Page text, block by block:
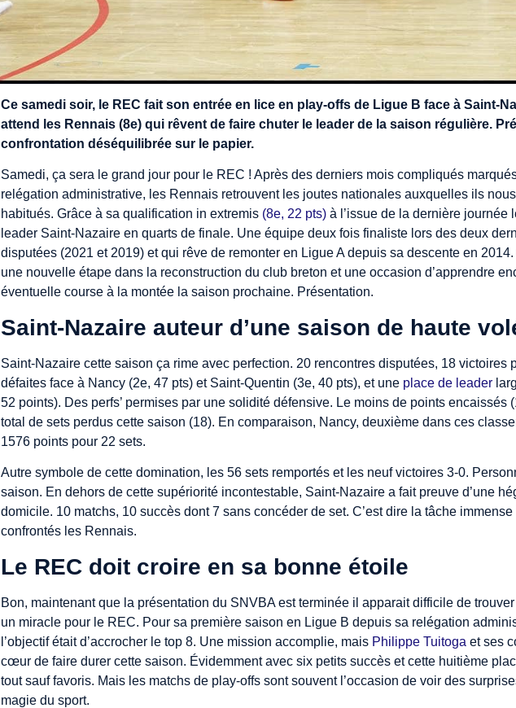
Ce samedi soir, le REC fait son entrée en lice en play-offs de Ligue B face à Saint-
attend les Rennais (8e) qui rêvent de faire chuter le leader de la saison régulière.
confrontation déséquilibrée sur le papier.
Samedi, ça sera le grand jour pour le REC ! Après des derniers mois compliqués
relégation administrative, les Rennais retrouvent les joutes nationales auxquelles ils
habitués. Grâce à sa qualification in extremis (8e, 22 pts) à l’issue de la dernière journée
leader Saint-Nazaire en quarts de finale. Une équipe deux fois finaliste lors des deux
disputées (2021 et 2019) et qui rêve de remonter en Ligue A depuis sa descente en
une nouvelle étape dans la reconstruction du club breton et une occasion d’apprendre
éventuelle course à la montée la saison prochaine. Présentation.
Saint-Nazaire auteur d’une saison de haute
Saint-Nazaire cette saison ça rime avec perfection. 20 rencontres disputées, 18 victoires
défaites face à Nancy (2e, 47 pts) et Saint-Quentin (3e, 40 pts), et une place de leader
52 points). Des perfs’ permises par une solidité défensive. Le moins de points encaissés
total de sets perdus cette saison (18). En comparaison, Nancy, deuxième dans ces
1576 points pour 22 sets.
Autre symbole de cette domination, les 56 sets remportés et les neuf victoires 3-0.
saison. En dehors de cette supériorité incontestable, Saint-Nazaire a fait preuve d’une
domicile. 10 matchs, 10 succès dont 7 sans concéder de set. C’est dire la tâche
confrontés les Rennais.
Le REC doit croire en sa bonne étoile
Bon, maintenant que la présentation du SNVBA est terminée il apparait difficile de
un miracle pour le REC. Pour sa première saison en Ligue B depuis sa relégation
l’objectif était d’accrocher le top 8. Une mission accomplie, mais Philippe Tuitoga et ses
cœur de faire durer cette saison. Évidemment avec six petits succès et cette huitième
tout sauf favoris. Mais les matchs de play-offs sont souvent l’occasion de voir des
magie du sport.